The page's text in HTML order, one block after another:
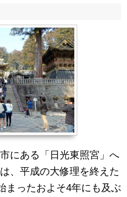
にある「日光東照宮」へ
、平成の大修理を終えた
まったおよそ4年にも及ぶ